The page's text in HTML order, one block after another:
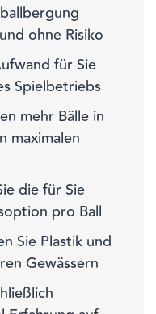
ohne Risiko
für Sie
Spielbetriebs
mehr Bälle in
maximalen
die für Sie
pro Ball
Sie Plastik und
Gewässern